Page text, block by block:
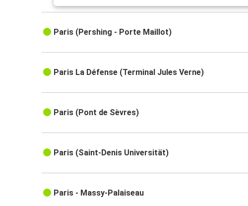
Paris (Pershing - Porte Maillot)
Paris La Défense (Terminal Jules Verne)
Paris (Pont de Sèvres)
Paris (Saint-Denis Universität)
Paris - Massy-Palaiseau